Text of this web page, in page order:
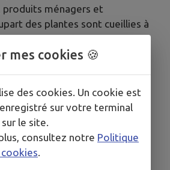
produits ménagers et
des plantes sont cueillies à
ou issues de magasins éco
pierres naturelles:
unique et réalisée avec des
AAA.
mes cookies 🍪
des cookies. Un cookie est
sur votre terminal
le site.
consultez notre Politique